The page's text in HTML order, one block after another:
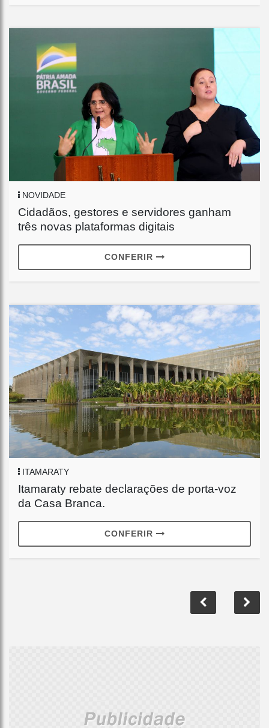
NOVIDADE
Cidadãos, gestores e servidores ganham
três novas plataformas digitais
CONFERIR
ITAMARATY
Itamaraty rebate declarações de porta-voz
da Casa Branca.
CONFERIR